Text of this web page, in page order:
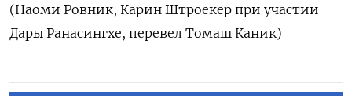
(Наоми Ровник, Карин Штроекер при участии
Дары Ранасингхе, перевел Томаш Каник)